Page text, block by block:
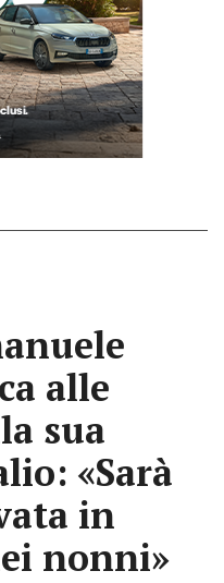
alle
sua
«Sarà
in
nonni»